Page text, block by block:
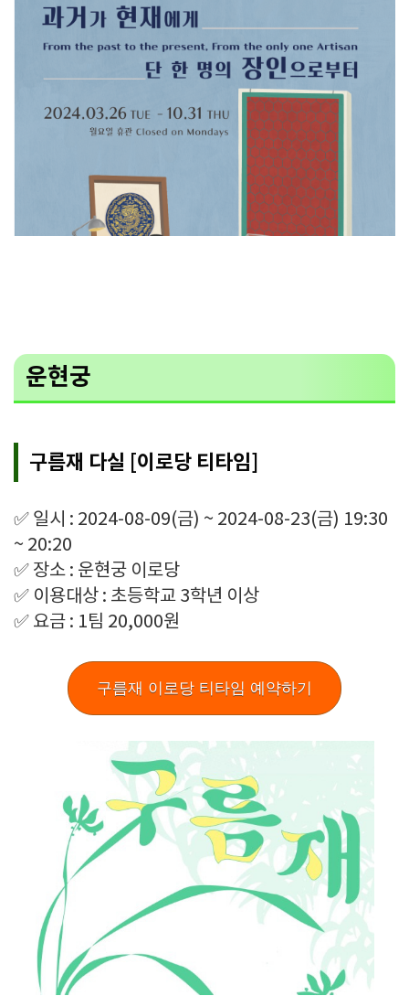
운현궁
구름재 다실 [이로당 티타임]
✅ 일시 : 2024-08-09(금) ~ 2024-08-23(금) 19:30
~ 20:20
✅ 장소 : 운현궁 이로당
✅ 이용대상 : 초등학교 3학년 이상
✅ 요금 : 1팀 20,000원
구름재 이로당 티타임 예약하기